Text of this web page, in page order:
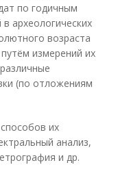
по годичным
археологических
возраста
измерений их
(по отложениям
их
анализ,
и др.